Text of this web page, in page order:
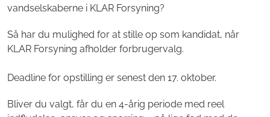
vandselskaberne i KLAR Forsyning?
Så har du mulighed for at stille op som kandidat, når
KLAR Forsyning afholder forbrugervalg.
Deadline for opstilling er senest den 17. oktober.
Bliver du valgt, får du en 4-årig periode med reel